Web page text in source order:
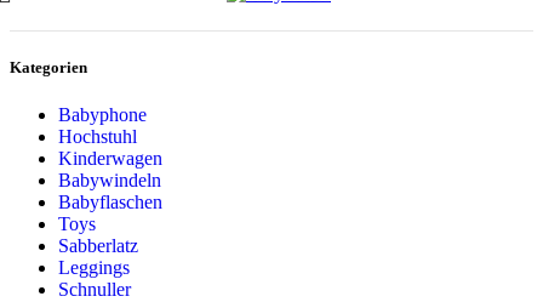
Kategorien
Babyphone
Hochstuhl
Kinderwagen
Babywindeln
Babyflaschen
Toys
Sabberlatz
Leggings
Schnuller